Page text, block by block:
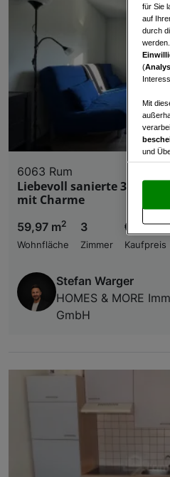
6063 Rum
Liebevoll sanierte 3-
mit Charme
59,97 m2
Wohnfläche
3
Zimmer
€
Kaufpreis
Stefan Warger
HOMES & MORE
GmbH
für Sie
auf
durch
(
Mit
und
und
Wir
und